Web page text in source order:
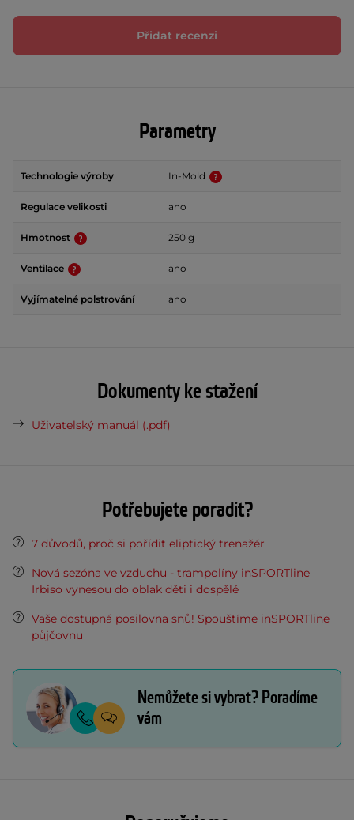
Přidat recenzi
Parametry
Technologie výroby In-Mold
Regulace velikosti ano
Hmotnost 250 g
Ventilace ano
Vyjímatelné polstrování ano
Dokumenty ke stažení
Uživatelský manuál (.pdf)
Potřebujete poradit?
7 důvodů, proč si pořídit eliptický trenažér
Nová sezóna ve vzduchu - trampolíny inSPORTline
Irbiso vynesou do oblak děti i dospělé
Vaše dostupná posilovna snů! Spouštíme inSPORTline
půjčovnu
Nemůžete si vybrat? Poradíme
vám